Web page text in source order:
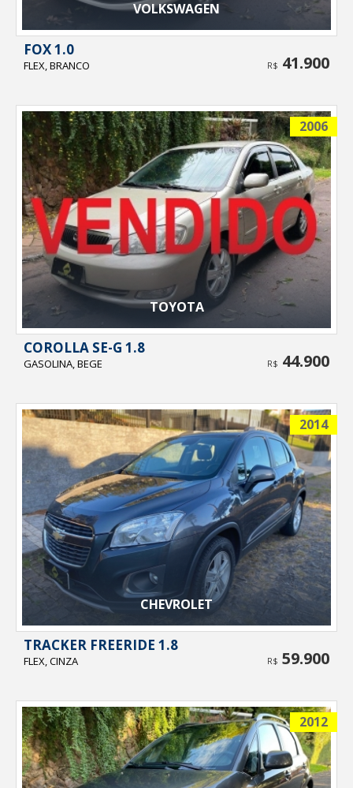
VOLKSWAGEN
FOX 1.0
FLEX, BRANCO R$ 41.900
TOYOTA
2006
COROLLA SE-G 1.8
GASOLINA, BEGE R$ 44.900
CHEVROLET
2014
TRACKER FREERIDE 1.8
FLEX, CINZA R$ 59.900
2012